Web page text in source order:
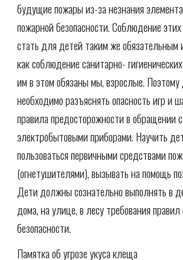
будущие пожары из-за незнания
пожарной безопасности. Соблюдение
стать для детей таким же обязательным
как соблюдение санитарно-
им в этом обязаны мы, взрослые.
необходимо разъяснять опасность игр и
правила предосторожности в обращении с
электробытовыми приборами. Научить
пользоваться первичными средствами
(огнетушителями), вызывать на помощь
Дети должны сознательно выполнять в
дома, на улице, в лесу требования
безопасности.
Памятка об угрозе укуса клеща